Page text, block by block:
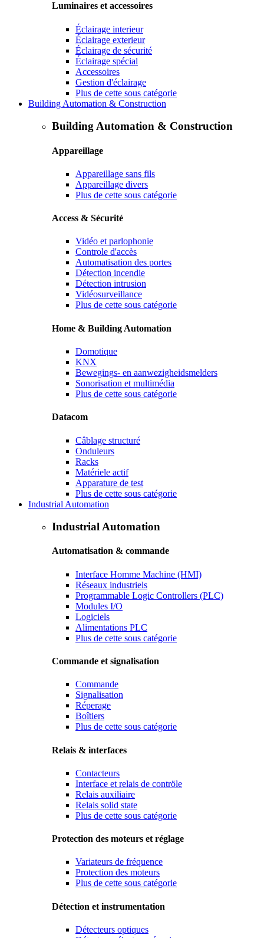
Luminaires et accessoires
Éclairage interieur
Éclairage exterieur
Éclairage de sécurité
Éclairage spécial
Accessoires
Gestion d'éclairage
Plus de cette sous catégorie
Building Automation & Construction
Building Automation & Construction
Appareillage
Appareillage sans fils
Appareillage divers
Plus de cette sous catégorie
Access & Sécurité
Vidéo et parlophonie
Controle d'accès
Automatisation des portes
Détection incendie
Détection intrusion
Vidéosurveillance
Plus de cette sous catégorie
Home & Building Automation
Domotique
KNX
Bewegings- en aanwezigheidsmelders
Sonorisation et multimédia
Plus de cette sous catégorie
Datacom
Câblage structuré
Onduleurs
Racks
Matériele actif
Apparature de test
Plus de cette sous catégorie
Industrial Automation
Industrial Automation
Automatisation & commande
Interface Homme Machine (HMI)
Réseaux industriels
Programmable Logic Controllers (PLC)
Modules I/O
Logiciels
Alimentations PLC
Plus de cette sous catégorie
Commande et signalisation
Commande
Signalisation
Réperage
Boîtiers
Plus de cette sous catégorie
Relais & interfaces
Contacteurs
Interface et relais de contröle
Relais auxiliaire
Relais solid state
Plus de cette sous catégorie
Protection des moteurs et réglage
Variateurs de fréquence
Protection des moteurs
Plus de cette sous catégorie
Détection et instrumentation
Détecteurs optiques